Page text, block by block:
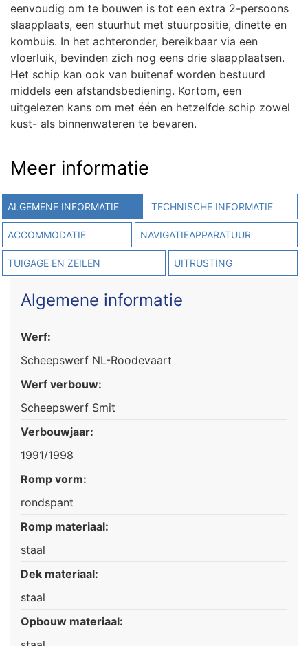
eenvoudig om te bouwen is tot een extra 2-persoons
slaapplaats, een stuurhut met stuurpositie, dinette en
kombuis. In het achteronder, bereikbaar via een
vloerluik, bevinden zich nog eens drie slaapplaatsen.
Het schip kan ook van buitenaf worden bestuurd
middels een afstandsbediening. Kortom, een
uitgelezen kans om met één en hetzelfde schip zowel
kust- als binnenwateren te bevaren.
Meer informatie
ALGEMENE INFORMATIE TECHNISCHE INFORMATIE
ACCOMMODATIE NAVIGATIEAPPARATUUR
TUIGAGE EN ZEILEN UITRUSTING
Algemene informatie
Werf:
Scheepswerf NL-Roodevaart
Werf verbouw:
Scheepswerf Smit
Verbouwjaar:
1991/1998
Romp vorm:
rondspant
Romp materiaal:
staal
Dek materiaal:
staal
Opbouw materiaal: